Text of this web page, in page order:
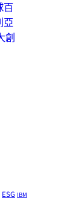
百
亞
創
ESG IBM